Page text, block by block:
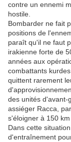
contre un ennemi
hostile.
Bombarder ne fait
positions de
paraît qu'il ne faut
irakienne forte de
années aux
combattants
quittent rarement
des unités d'avant-
assiéger Racca,
s'éloigner à 150
Dans cette
d'entraînement